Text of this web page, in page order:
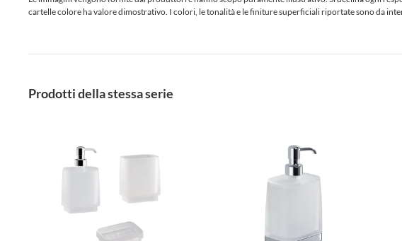
cartelle colore ha valore dimostrativo. I colori, le tonalità e le finiture superficiali riportate sono da
Prodotti della stessa serie